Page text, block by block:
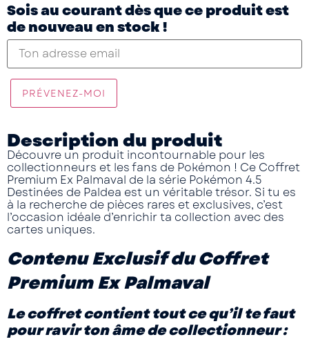
Sois au courant dès que ce produit est
de nouveau en stock !
PRÉVENEZ-MOI
Description du produit
Découvre un produit incontournable pour les
collectionneurs et les fans de Pokémon ! Ce Coffret
Premium Ex Palmaval de la série Pokémon 4.5
Destinées de Paldea est un véritable trésor. Si tu es
à la recherche de pièces rares et exclusives, c’est
l’occasion idéale d’enrichir ta collection avec des
cartes uniques.
Contenu Exclusif du Coffret
Premium Ex Palmaval
Le coffret contient tout ce qu’il te faut
pour ravir ton âme de collectionneur :